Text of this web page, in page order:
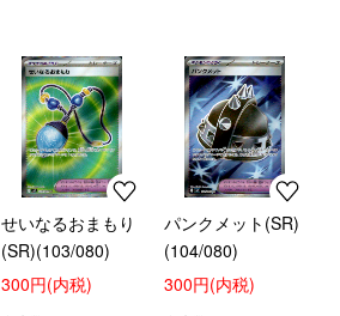
せいなるおまもり
(SR)(103/080)
300円(内税)
パンクメット(SR)
(104/080)
300円(内税)